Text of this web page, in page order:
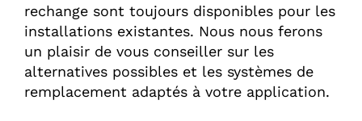
rechange sont toujours disponibles pour les
installations existantes. Nous nous ferons
un plaisir de vous conseiller sur les
alternatives possibles et les systèmes de
remplacement adaptés à votre application.